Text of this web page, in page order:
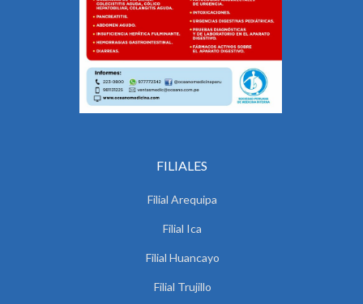
FILIALES
Filial Arequipa
Filial Ica
Filial Huancayo
Filial Trujillo